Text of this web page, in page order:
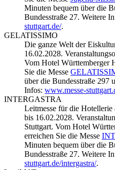
Minuten bequem über die
Bundesstraße 27. Weitere
stuttgart.de/.
GELATISSIMO
Die ganze Welt der
16.02.2028.
Vom Hotel Württemberger
Sie die Messe
über die Bundesstraße 297
Infos: www.messe-
INTERGASTRA
Leitmesse für die
bis 16.02.2028.
Stuttgart. Vom Hotel
erreichen Sie die Messe
Minuten bequem über die
Bundesstraße 27. Weitere
stuttgart.de/intergastra/.